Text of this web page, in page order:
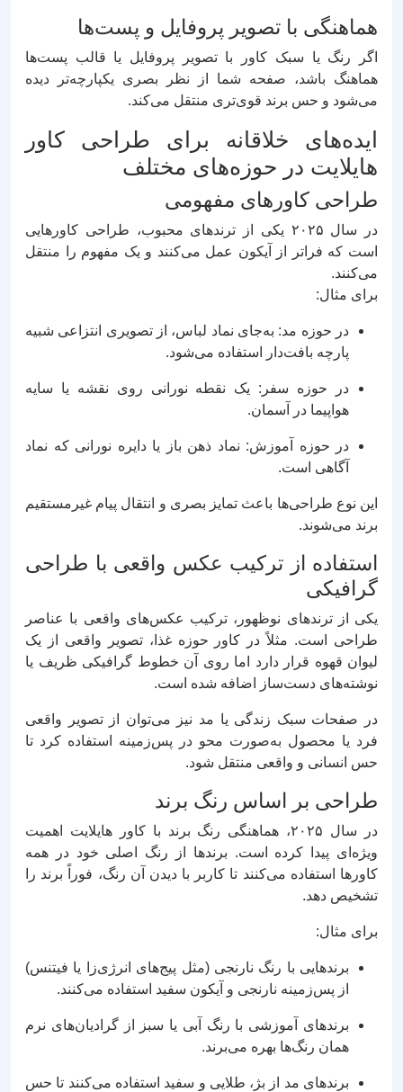
هماهنگی با تصویر پروفایل و پست‌ها
اگر رنگ یا سبک کاور با تصویر پروفایل یا قالب پست‌ها
هماهنگ باشد، صفحه شما از نظر بصری یکپارچه‌تر دیده
می‌شود و حس برند قوی‌تری منتقل می‌کند.
ایده‌های خلاقانه برای طراحی کاور
هایلایت در حوزه‌های مختلف
طراحی کاورهای مفهومی
در سال ۲۰۲۵ یکی از ترندهای محبوب، طراحی کاورهایی
است که فراتر از آیکون عمل می‌کنند و یک مفهوم را منتقل
می‌کنند.
برای مثال:
در حوزه مد: به‌جای نماد لباس، از تصویری انتزاعی شبیه
پارچه بافت‌دار استفاده می‌شود.
در حوزه سفر: یک نقطه نورانی روی نقشه یا سایه
هواپیما در آسمان.
در حوزه آموزش: نماد ذهن باز یا دایره نورانی که نماد
آگاهی است.
این نوع طراحی‌ها باعث تمایز بصری و انتقال پیام غیرمستقیم
برند می‌شوند.
استفاده از ترکیب عکس واقعی با طراحی
گرافیکی
یکی از ترندهای نوظهور، ترکیب عکس‌های واقعی با عناصر
طراحی است. مثلاً در کاور حوزه غذا، تصویر واقعی از یک
لیوان قهوه قرار دارد اما روی آن خطوط گرافیکی ظریف یا
نوشته‌های دست‌ساز اضافه شده است.
در صفحات سبک زندگی یا مد نیز می‌توان از تصویر واقعی
فرد یا محصول به‌صورت محو در پس‌زمینه استفاده کرد تا
حس انسانی و واقعی منتقل شود.
طراحی بر اساس رنگ برند
در سال ۲۰۲۵، هماهنگی رنگ برند با کاور هایلایت اهمیت
ویژه‌ای پیدا کرده است. برندها از رنگ اصلی خود در همه
کاورها استفاده می‌کنند تا کاربر با دیدن آن رنگ، فوراً برند را
تشخیص دهد.
برای مثال:
برندهایی با رنگ نارنجی (مثل پیج‌های انرژی‌زا یا فیتنس)
از پس‌زمینه نارنجی و آیکون سفید استفاده می‌کنند.
برندهای آموزشی با رنگ آبی یا سبز از گرادیان‌های نرم
همان رنگ‌ها بهره می‌برند.
برندهای مد از بژ، طلایی و سفید استفاده می‌کنند تا حس